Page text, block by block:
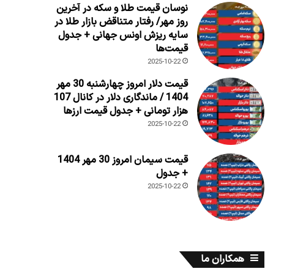
نوسان قیمت طلا و سکه در آخرین
روز مهر/ رفتار متناقض بازار طلا در
سایه ریزش اونس جهانی + جدول
قیمت‌ها
2025-10-22
قیمت دلار امروز چهارشنبه 30 مهر
1404 / ماندگاری دلار در کانال 107
هزار تومانی + جدول قیمت ارزها
2025-10-22
قیمت سیمان امروز 30 مهر 1404
+ جدول
2025-10-22
همکاران ما